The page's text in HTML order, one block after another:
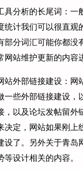
具分析的长尾词：一
统计我们可以很直观
部分词汇可能你都没
网站维护更新的内容
站外部链接建设：
一些外部链接建设，
，以及论坛发帖留外
决定，网站如果刚上
设了。另外关于青岛
等设计相关的内容。